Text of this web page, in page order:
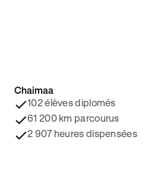
4.8/5 ⭐️
Chaimaa
102 élèves diplomés
61 200 km parcourus
2 907 heures dispensées